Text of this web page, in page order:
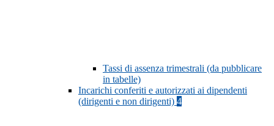
Tassi di assenza trimestrali (da pubblicare
in tabelle)
Incarichi conferiti e autorizzati ai dipendenti
(dirigenti e non dirigenti) 4